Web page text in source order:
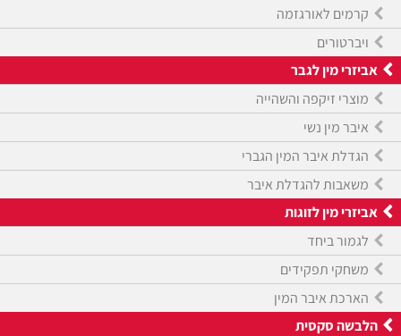
קרמים לאורגזמה
ויברטורים
אביזרי מין לגבר
מוצרי זיקפה והשהייה
איבר מין נשי
הגדלת איבר המין הגברי
משאבות להגדלת איבר
אביזרי מין לזוגות
לגמור ביחד
משחקי תפקידים
הארכת איבר המין
הלבשה סקסית